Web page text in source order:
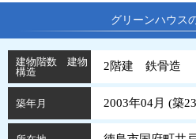
グリーンハウス
建物階数 建物
構造
2階建 鉄骨造
築年月 2003年04月 (築23